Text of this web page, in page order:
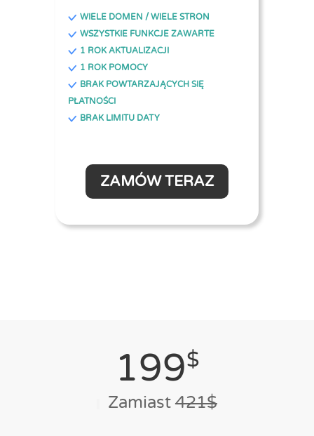
WIELE DOMEN / WIELE STRON
WSZYSTKIE FUNKCJE ZAWARTE
1 ROK AKTUALIZACJI
1 ROK POMOCY
BRAK POWTARZAJĄCYCH SIĘ
PŁATNOŚCI
BRAK LIMITU DATY
ZAMÓW TERAZ
199$
Zamiast 421$